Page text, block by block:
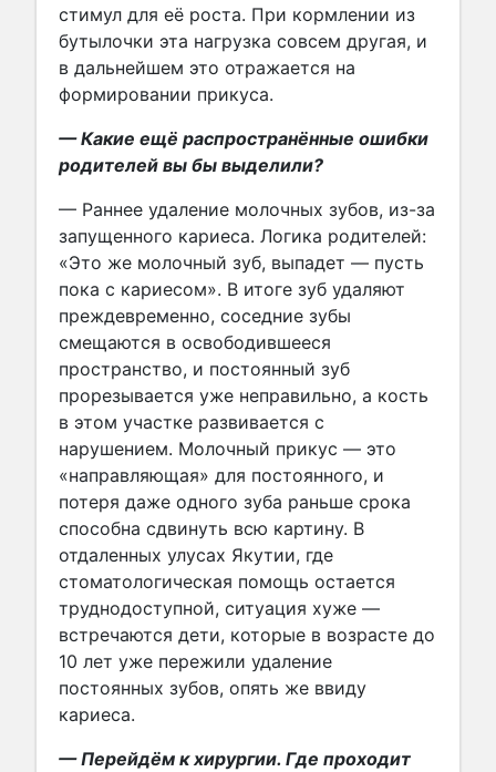
стимул для её роста. При кормлении из
бутылочки эта нагрузка совсем другая, и
в дальнейшем это отражается на
формировании прикуса.
— Какие ещё распространённые ошибки
родителей вы бы выделили?
— Раннее удаление молочных зубов, из-за
запущенного кариеса. Логика родителей:
«Это же молочный зуб, выпадет — пусть
пока с кариесом». В итоге зуб удаляют
преждевременно, соседние зубы
смещаются в освободившееся
пространство, и постоянный зуб
прорезывается уже неправильно, а кость
в этом участке развивается с
нарушением. Молочный прикус — это
«направляющая» для постоянного, и
потеря даже одного зуба раньше срока
способна сдвинуть всю картину. В
отдаленных улусах Якутии, где
стоматологическая помощь остается
труднодоступной, ситуация хуже —
встречаются дети, которые в возрасте до
10 лет уже пережили удаление
постоянных зубов, опять же ввиду
кариеса.
— Перейдём к хирургии. Где проходит